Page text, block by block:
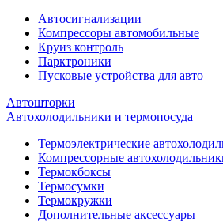
Автосигнализации
Компрессоры автомобильные
Круиз контроль
Парктроники
Пусковые устройства для авто
Автошторки
Автохолодильники и термопосуда
Термоэлектрические
Компрессорные
Термокбоксы
Термосумки
Термокружки
Дополнительные аксессуары